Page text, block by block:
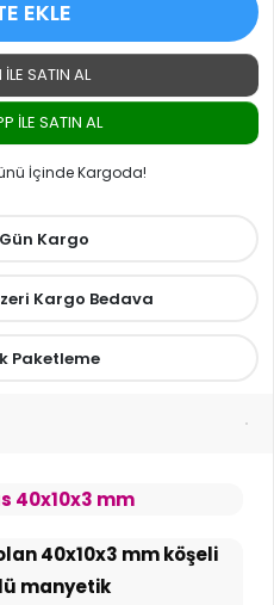
EKLE
SATIN AL
ILE SATIN AL
İçinde Kargoda!
Kargo
Kargo Bedava
Paketleme
40x10x3 mm
40x10x3 mm köşeli
manyetik